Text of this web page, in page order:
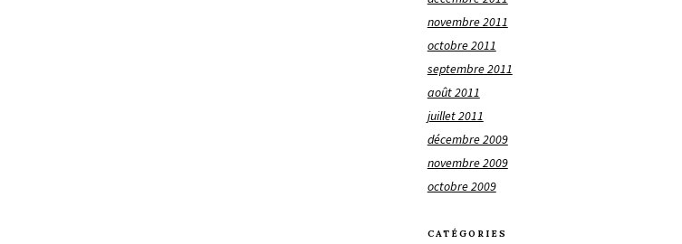
novembre 2011
octobre 2011
septembre 2011
août 2011
juillet 2011
décembre 2009
novembre 2009
octobre 2009
CATÉGORIES